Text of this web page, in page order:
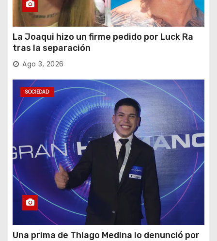
La Joaqui hizo un firme pedido por Luck Ra
tras la separación
Ago 3, 2026
SOCIEDAD
Una prima de Thiago Medina lo denunció por